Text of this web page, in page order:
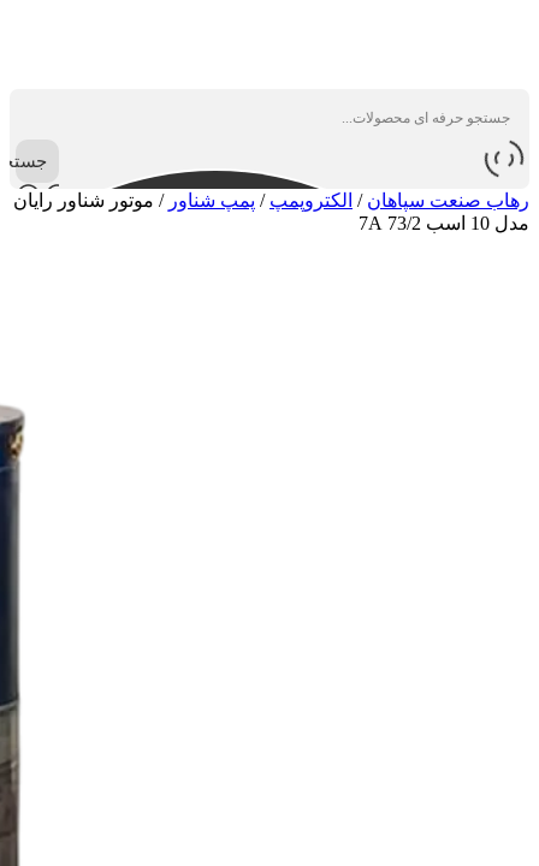
رهاب صنعت سپاهان / الکتروپمپ / پمپ شناور / موتور شناور رایان
مدل 10 اسب 73/2 7A